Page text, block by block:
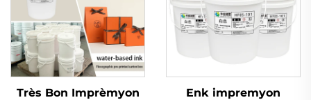
Très Bon Imprèmyon
Enk impremyon